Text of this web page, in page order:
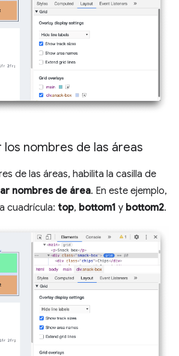
nombres de las áreas
de las áreas, habilita la casilla de
nombres de área. En este ejemplo,
cuadrícula: top, bottom1 y bottom2.